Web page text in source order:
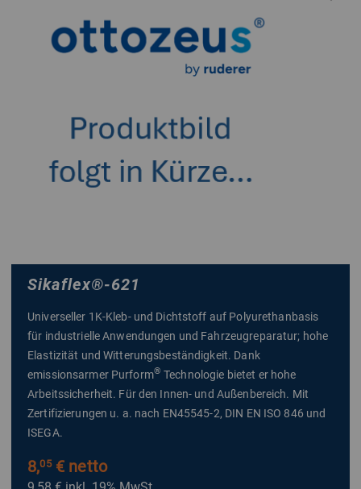
Sikaflex®-621
Universeller 1K-Kleb- und Dichtstoff auf Polyurethanbasis
für industrielle Anwendungen und Fahrzeugreparatur; hohe
Elastizität und Witterungsbeständigkeit. Dank
emissionsarmer Purform® Technologie bietet er hohe
Arbeitssicherheit. Für den Innen- und Außenbereich. Mit
Zertifizierungen u. a. nach EN45545-2, DIN EN ISO 846 und
ISEGA.
8,05€ netto